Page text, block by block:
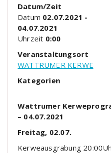
Datum/Zeit
Datum 02.07.2021 -
04.07.2021
Uhrzeit 0:00
Veranstaltungsort
WATTRUMER KERWE
Kategorien
Wattrumer
– 04.07.2021
Freitag, 02.07.
Kerweausgrabung